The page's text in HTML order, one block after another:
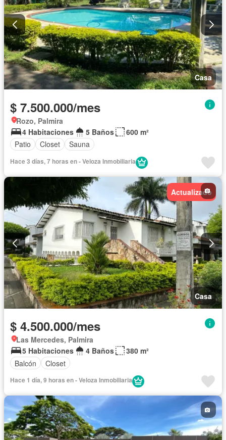
Casa
$ 7.500.000/mes
Rozo, Palmira
4 Habitaciones
5 Baños
600 m²
Patio
Closet Sauna
Hace 3 días, 7 horas en - Veloza Inmobiliaria
Actualizado
Casa
$ 4.500.000/mes
Las Mercedes, Palmira
5 Habitaciones
4 Baños
380 m²
Balcón
Closet
Hace 1 día, 9 horas en - Veloza Inmobiliaria